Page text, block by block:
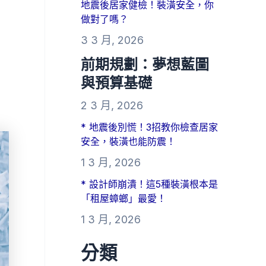
地震後居家健檢！裝潢安全，你
做對了嗎？
3 3 月, 2026
前期規劃：夢想藍圖
與預算基礎
2 3 月, 2026
* 地震後別慌！3招教你檢查居家
安全，裝潢也能防震！
1 3 月, 2026
* 設計師崩潰！這5種裝潢根本是
「租屋蟑螂」最愛！
1 3 月, 2026
分類